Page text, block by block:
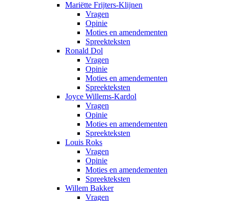
Mariëtte Frijters-Klijnen
Vragen
Opinie
Moties en amendementen
Spreekteksten
Ronald Dol
Vragen
Opinie
Moties en amendementen
Spreekteksten
Joyce Willems-Kardol
Vragen
Opinie
Moties en amendementen
Spreekteksten
Louis Roks
Vragen
Opinie
Moties en amendementen
Spreekteksten
Willem Bakker
Vragen